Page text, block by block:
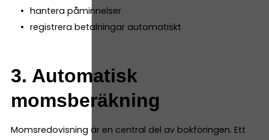
hantera påminnelser
registrera betalningar automatiskt
3. Automatisk
momsberäkning
Momsredovisning är en central del av bokföringen. Ett